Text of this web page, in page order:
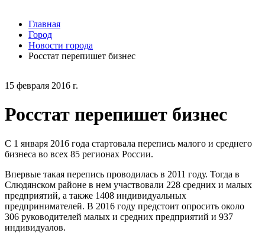
15 февраля 2016 г.
Росстат перепишет бизнес
С 1 января 2016 года стартовала перепись малого и среднего
бизнеса во всех 85 регионах России.
Впервые такая перепись проводилась в 2011 году. Тогда в
Слюдянском районе в нем участвовали 228 средних и малых
предприятий, а также 1408 индивидуальных
предпринимателей. В 2016 году предстоит опросить около
306 руководителей малых и средних предприятий и 937
индивидуалов.
Главная
Город
Новости города
Росстат перепишет бизнес